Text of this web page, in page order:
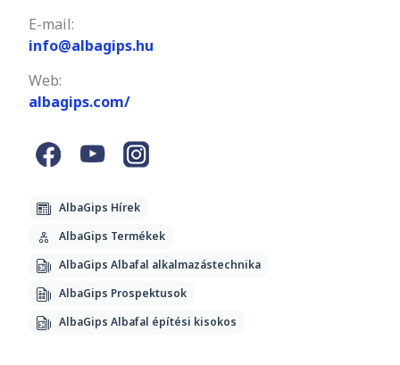
E-mail:
info@albagips.hu
Web:
albagips.com/
AlbaGips Hírek
AlbaGips Termékek
AlbaGips Albafal alkalmazástechnika
AlbaGips Prospektusok
AlbaGips Albafal építési kisokos